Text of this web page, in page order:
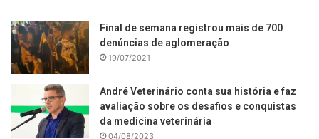
Final de semana registrou mais de 700
denúncias de aglomeração
19/07/2021
André Veterinário conta sua história e faz
avaliação sobre os desafios e conquistas
da medicina veterinária
04/08/2023